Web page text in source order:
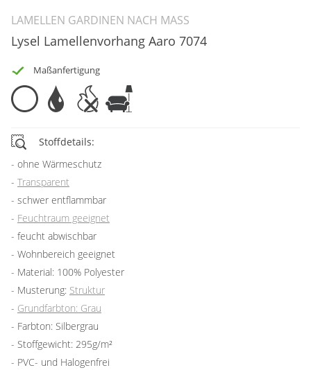
LAMELLEN GARDINEN NACH MASS
Lysel Lamellenvorhang Aaro 7074
Maßanfertigung
Stoffdetails:
ohne Wärmeschutz
Transparent
schwer entflammbar
Feuchtraum geeignet
feucht abwischbar
Wohnbereich geeignet
Material: 100% Polyester
Musterung: Struktur
Grundfarbton: Grau
Farbton: Silbergrau
Stoffgewicht: 295g/m²
PVC- und Halogenfrei